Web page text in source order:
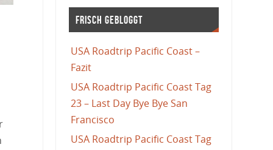
Frisch gebloggt
USA Roadtrip Pacific Coast –
Fazit
USA Roadtrip Pacific Coast Tag
23 – Last Day Bye Bye San
Francisco
USA Roadtrip Pacific Coast Tag